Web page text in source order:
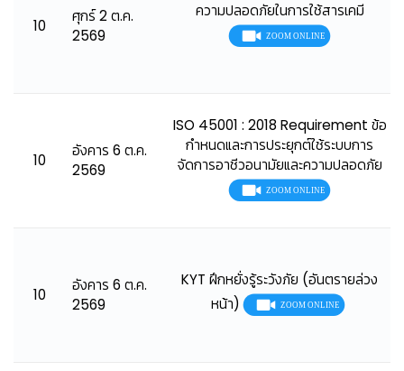
10
ศุกร์ 2 ต.ค.
2569
ความปลอดภัยในการใช้สารเคมี
10
อังคาร 6 ต.ค.
2569
ISO 45001 : 2018 Requirement ข้อ
กำหนดและการประยุกต์ใช้ระบบการ
จัดการอาชีวอนามัยและความปลอดภัย
10
อังคาร 6 ต.ค.
2569
KYT ฝึกหยั่งรู้ระวังภัย (อันตรายล่วง
หน้า)